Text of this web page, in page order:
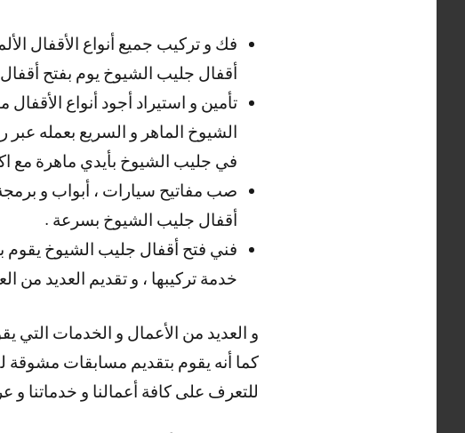
فك و تركيب جميع أنواع الأقفال
أقفال جليب الشيوخ يوم بفتح
تأمين و استيراد أجود أنواع
الشيوخ الماهر و السريع بعمله عبر
في جليب الشيوخ بأيدي ماهرة مع
صب مفاتيح سيارات ، أبواب و برمجة
أقفال جليب الشيوخ بسرعة .
فني فتح أقفال جليب الشيوخ يقوم
خدمة تركيبها ، و تقديم العديد من
و العديد من الأعمال و الخدمات التي
كما أنه يقوم بتقديم مسابقات مشوقة
للتعرف على كافة أعمالنا و خدماتنا و